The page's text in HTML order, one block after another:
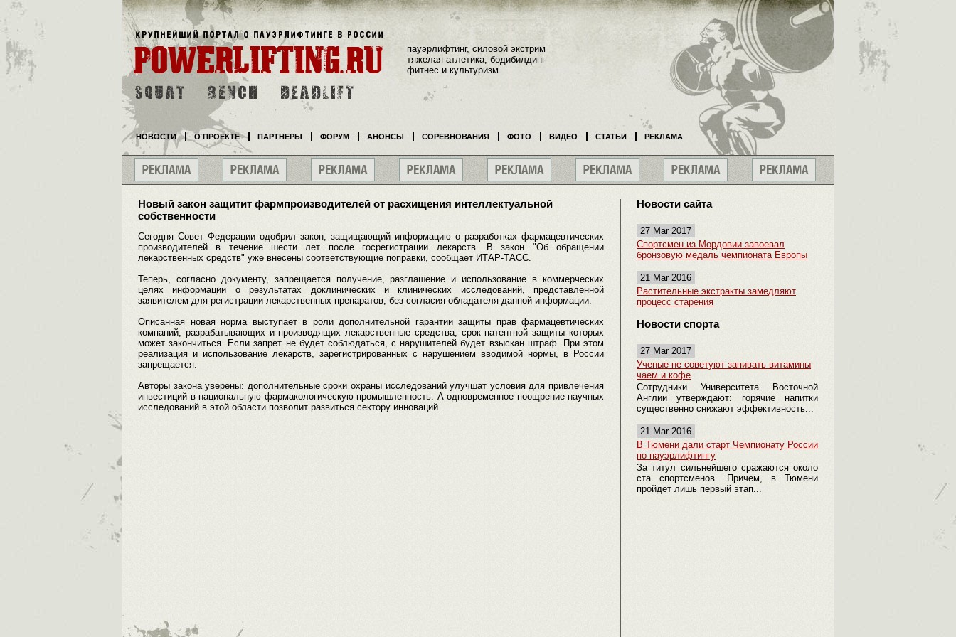
Новый закон защитит фармпроизводителей от расхищения интеллектуальной
собственности
Сегодня Совет Федерации одобрил закон, защищающий информацию о разработках фармацевтических
производителей в течение шести лет после госрегистрации лекарств. В закон "Об обращении
лекарственных средств" уже внесены соответствующие поправки, сообщает ИТАР-ТАСС.
Теперь, согласно документу, запрещается получение, разглашение и использование в коммерческих
целях информации о результатах доклинических и клинических исследований, представленной
заявителем для регистрации лекарственных препаратов, без согласия обладателя данной информации.
Описанная новая норма выступает в роли дополнительной гарантии защиты прав фармацевтических
компаний, разрабатывающих и производящих лекарственные средства, срок патентной защиты которых
может закончиться. Если запрет не будет соблюдаться, с нарушителей будет взыскан штраф. При этом
реализация и использование лекарств, зарегистрированных с нарушением вводимой нормы, в России
запрещается.
Авторы закона уверены: дополнительные сроки охраны исследований улучшат условия для привлечения
инвестиций в национальную фармакологическую промышленность. А одновременное поощрение научных
исследований в этой области позволит развиться сектору инноваций.
Новости сайта
27 Mar 2017
Спортсмен из Мордовии завоевал
бронзовую медаль чемпионата Европы
21 Mar 2016
Растительные экстракты замедляют
процесс старения
Новости спорта
27 Mar 2017
Ученые не советуют запивать витамины
чаем и кофе
Сотрудники Университета Восточной
Англии утверждают: горячие напитки
существенно снижают эффективность...
21 Mar 2016
В Тюмени дали старт Чемпионату России
по пауэрлифтингу
За титул сильнейшего сражаются около
ста спортсменов. Причем, в Тюмени
пройдет лишь первый этап...
пауэрлифтинг, силовой экстрим
тяжелая атлетика, бодибилдинг
фитнес и культуризм
НОВОСТИ О ПРОЕКТЕ ПАРТНЕРЫ ФОРУМ АНОНСЫ СОРЕВНОВАНИЯ ФОТО ВИДЕО СТАТЬИ РЕКЛАМА